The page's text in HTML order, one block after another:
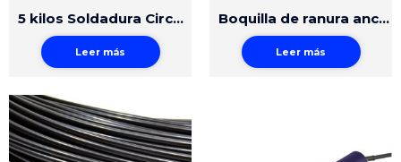
5 kilos Soldadura Circular Polipropileno 5mm Gris
Leer más
Boquilla de ranura ancha 40mm
Leer más